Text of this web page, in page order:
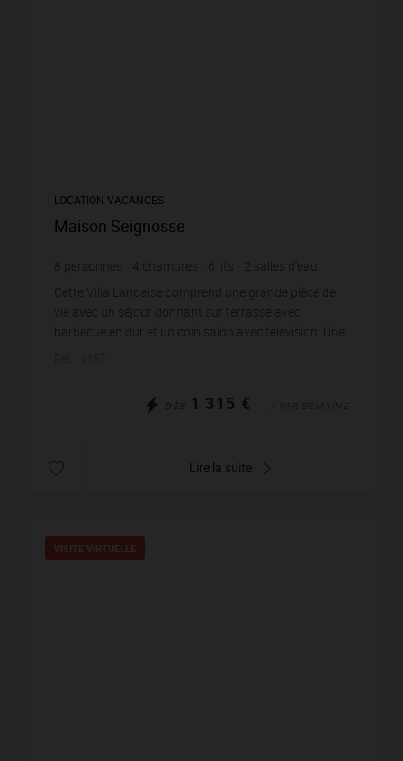
LOCATION VACANCES
Maison Seignosse
8 personnes 4 chambres 6 lits 2 salles d'eau
Cette Villa Landaise comprend une grande pièce de
vie avec un séjour donnant sur terrasse avec
barbecue en dur et un coin salon avec télévision. Une
DÈS 1 315 €
Lire la suite
VISITE VIRTUELLE